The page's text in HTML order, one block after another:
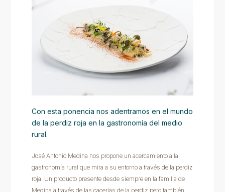
Con esta ponencia nos adentramos en el mundo
de la perdiz roja en la gastronomía del medio
rural.
José Antonio Medina nos propone un acercamiento a la
gastronomía rural que mira a su entorno a través de la perdiz
roja. Un producto presente desde siempre en la familia de
Medina a través de las cacerías de la perdiz pero también